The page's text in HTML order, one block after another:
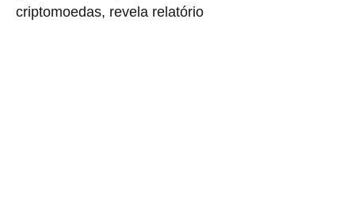
criptomoedas, revela relatório